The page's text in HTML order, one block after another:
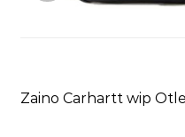
Zaino Carhartt wip